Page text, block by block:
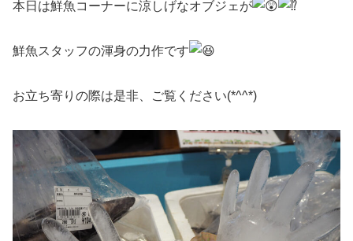
本日は鮮魚コーナーに涼しげなオブジェが
鮮魚スタッフの渾身の力作です
お立ち寄りの際は是非、ご覧ください(*^^*)